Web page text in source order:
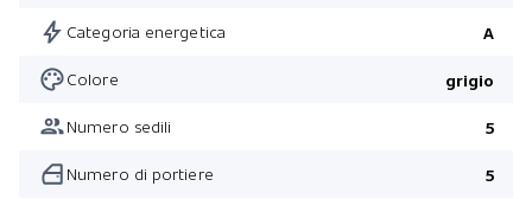
Categoria energetica A
Colore grigio
Numero sedili 5
Numero di portiere 5